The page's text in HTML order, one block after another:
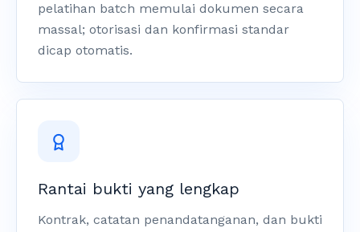
pelatihan batch memulai dokumen secara
massal; otorisasi dan konfirmasi standar
dicap otomatis.
Rantai bukti yang lengkap
Kontrak, catatan penandatanganan, dan bukti